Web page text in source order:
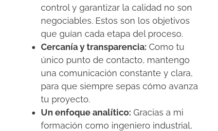
control y garantizar la calidad no son
negociables. Estos son los objetivos
que guían cada etapa del proceso.
Cercanía y transparencia: Como tu
único punto de contacto, mantengo
una comunicación constante y clara,
para que siempre sepas cómo avanza
tu proyecto.
Un enfoque analítico: Gracias a mi
formación como ingeniero industrial,